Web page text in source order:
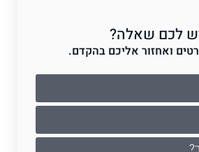
לכם שאלה?
ואחזור אליכם בהקדם.